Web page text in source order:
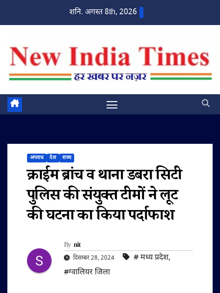
शनि. अगस्त 8th, 2026
अपराध देश राज्य
क्राईम ब्रांच व थाना डबरा सिटी
पुलिस की संयुक्त टीमों ने लूट
की घटना का किया पर्दाफाश
By nit
दिसम्बर 28, 2024 #‌ मध्य प्रदेश,
#ग्वालियर जिला